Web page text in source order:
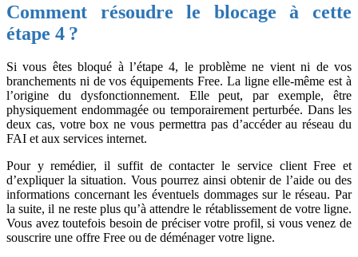
Comment résoudre le blocage à cette
étape 4 ?
Si vous êtes bloqué à l’étape 4, le problème ne vient ni de vos
branchements ni de vos équipements Free. La ligne elle-même est à
l’origine du dysfonctionnement. Elle peut, par exemple, être
physiquement endommagée ou temporairement perturbée. Dans les
deux cas, votre box ne vous permettra pas d’accéder au réseau du
FAI et aux services internet.
Pour y remédier, il suffit de contacter le service client Free et
d’expliquer la situation. Vous pourrez ainsi obtenir de l’aide ou des
informations concernant les éventuels dommages sur le réseau. Par
la suite, il ne reste plus qu’à attendre le rétablissement de votre ligne.
Vous avez toutefois besoin de préciser votre profil, si vous venez de
souscrire une offre Free ou de déménager votre ligne.